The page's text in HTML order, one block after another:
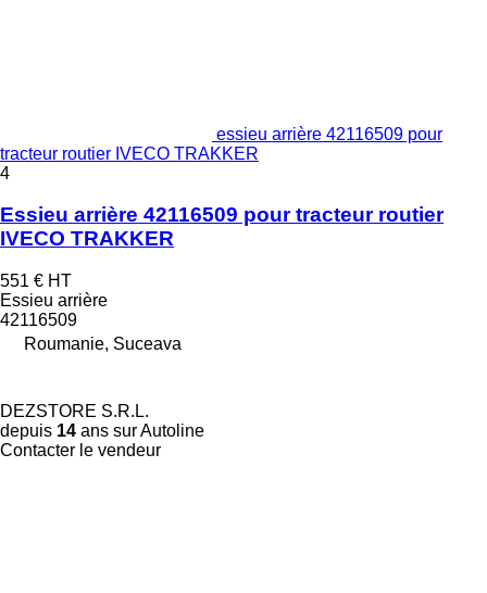
essieu arrière 42116509 pour
tracteur routier IVECO TRAKKER
4
Essieu arrière 42116509 pour tracteur routier
IVECO TRAKKER
551 € HT
Essieu arrière
42116509
Roumanie, Suceava
DEZSTORE S.R.L.
depuis 14 ans sur Autoline
Contacter le vendeur